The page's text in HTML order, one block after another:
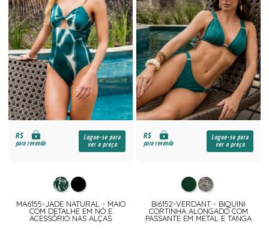
R$
para revenda
Logue-se para
ver o preço
MA6155-JADE NATURAL - MAIO
COM DETALHE EM NÓ E
ACESSÓRIO NAS ALÇAS
R$
para revenda
Logue-se para
ver o preço
BI6152-VERDANT - BIQUINI
CORTINHA ALONGADO COM
PASSANTE EM METAL E TANGA